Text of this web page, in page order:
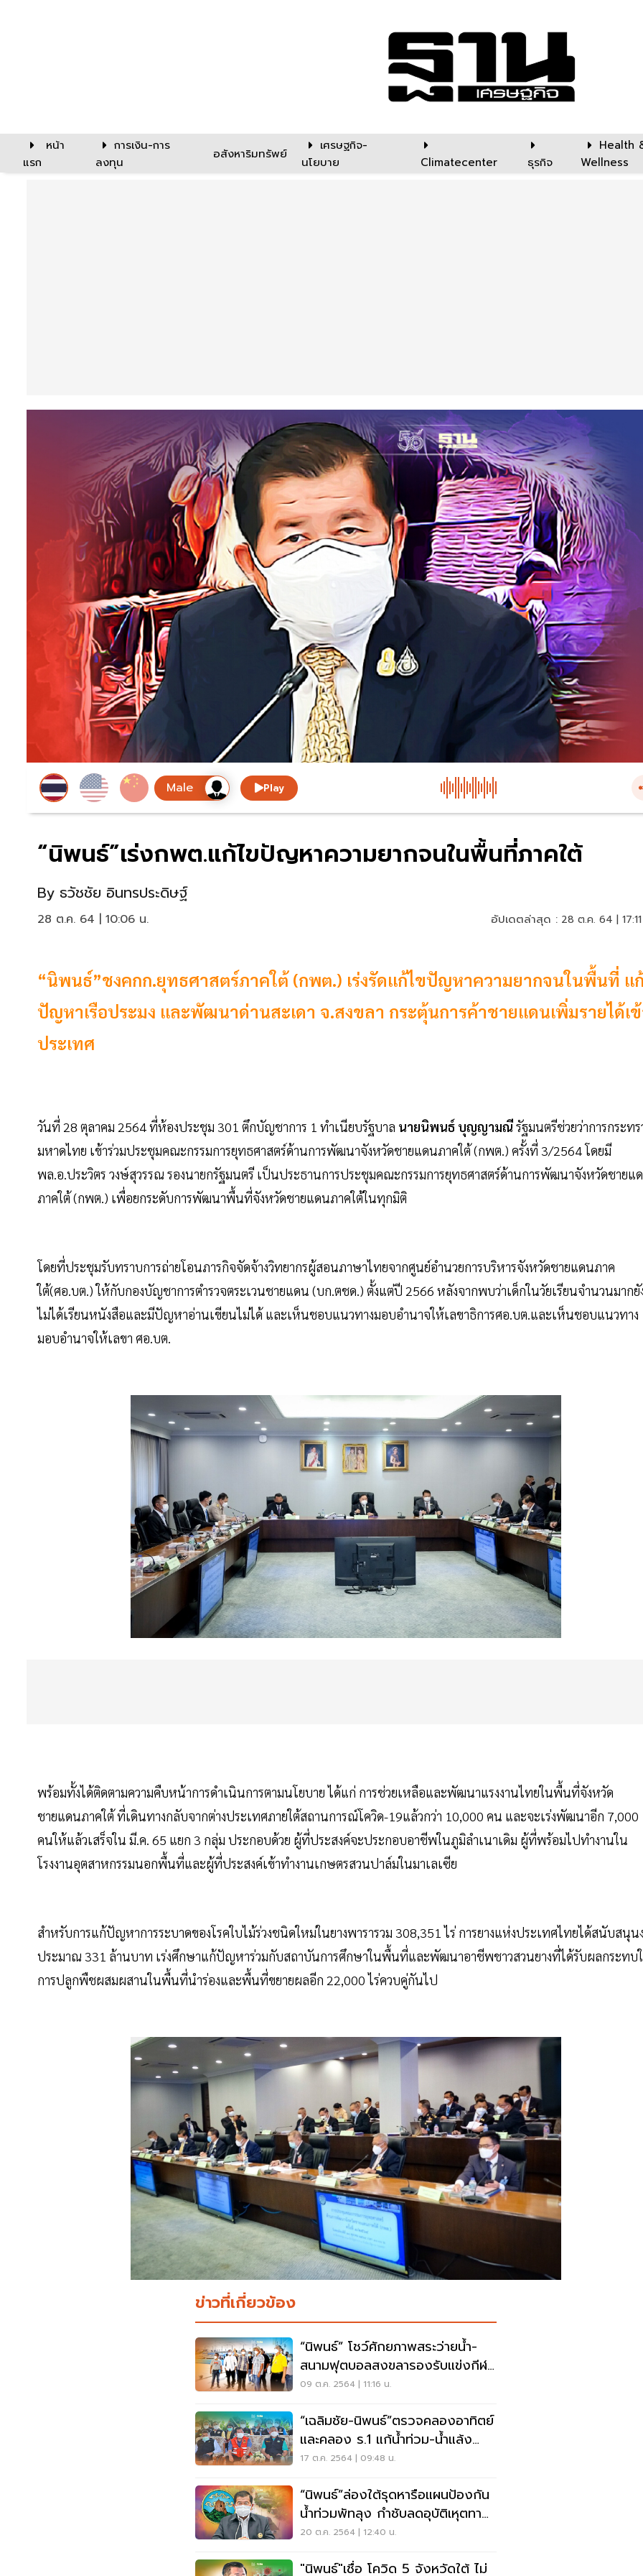
หน้า
แรก
การเงิน-การ
ลงทุน
อสังหาริมทรัพย์
เศรษฐกิจ-
นโยบาย
Climatecenter ธุรกิจ
Health
Wellness
Play
“นิพนธ์”เร่งกพต.แก้ไขปัญหาความยากจนในพื้นที่ภาคใต้
By ธวัชชัย อินทรประดิษฐ์
28 ต.ค. 64 | 10:06 น. อัปเดตล่าสุด : 28 ต.ค. 64 |
“นิพนธ์”ชงคกก.ยุทธศาสตร์ภาคใต้ (กพต.) เร่งรัดแก้ไขปัญหาความยากจนในพื้นที่ แ
ปัญหาเรือประมง และพัฒนาด่านสะเดา จ.สงขลา กระตุ้นการค้าชายแดนเพิ่มรายได้เ
ประเทศ
วันที่ 28 ตุลาคม 2564 ที่ห้องประชุม 301 ตึกบัญชาการ 1 ทำเนียบรัฐบาล นายนิพนธ์ บุญญามณีรัฐมนตรีช่วยว่าการกระทร
มหาดไทย เข้าร่วมประชุมคณะกรรมการยุทธศาสตร์ด้านการพัฒนาจังหวัดชายแดนภาคใต้ (กพต.) ครั้งที่ 3/2564 โดยมี
พล.อ.ประวิตร วงษ์สุวรรณ รองนายกรัฐมนตรี เป็นประธานการประชุมคณะกรรมการยุทธศาสตร์ด้านการพัฒนาจังหวัดชายแ
ภาคใต้ (กพต.) เพื่อยกระดับการพัฒนาพื้นที่จังหวัดชายแดนภาคใต้ในทุกมิติ
โดยที่ประชุมรับทราบการถ่ายโอนภารกิจจัดจ้างวิทยากรผู้สอนภาษาไทยจากศูนย์อำนวยการบริหารจังหวัดชายแดนภาค
ใต้(ศอ.บต.) ให้กับกองบัญชาการตำรวจตระเวนชายแดน (บก.ตชด.) ตั้งแต่ปี 2566 หลังจากพบว่าเด็กในวัยเรียนจำนวนมากยั
ไม่ได้เรียนหนังสือและมีปัญหาอ่านเขียนไม่ได้ และเห็นชอบแนวทางมอบอำนาจให้เลขาธิการศอ.บต.และเห็นชอบแนวทาง
มอบอำนาจให้เลขา ศอ.บต.
พร้อมทั้งได้ติดตามความคืบหน้าการดำเนินการตามนโยบาย ได้แก่ การช่วยเหลือและพัฒนาแรงงานไทยในพื้นที่จังหวัด
ชายแดนภาคใต้ ที่เดินทางกลับจากต่างประเทศภายใต้สถานการณ์โควิด-19แล้วกว่า 10,000 คน และจะเร่งพัฒนาอีก 7,000
คนให้แล้วเสร็จใน มี.ค. 65 แยก 3 กลุ่ม ประกอบด้วย ผู้ที่ประสงค์จะประกอบอาชีพในภูมิลำเนาเดิม ผู้ที่พร้อมไปทำงานใน
โรงงานอุตสาหกรรมนอกพื้นที่และผู้ที่ประสงค์เข้าทำงานเกษตรสวนปาล์มในมาเลเซีย
สำหรับการแก้ปัญหาการระบาดของโรคใบไม้ร่วงชนิดใหม่ในยางพารารวม 308,351 ไร่ การยางแห่งประเทศไทยได้สนับสนุน
ประมาณ 331 ล้านบาท เร่งศึกษาแก้ปัญหาร่วมกับสถาบันการศึกษาในพื้นที่และพัฒนาอาชีพชาวสวนยางที่ได้รับผลกระทบ
การปลูกพืชผสมผสานในพื้นที่นำร่องและพื้นที่ขยายผลอีก 22,000 ไร่ควบคู่กันไป
ข่าวที่เกี่ยวข้อง
“นิพนธ์” โชว์ศักยภาพสระว่ายน้ำ-
สนามฟุตบอลสงขลารองรับแข่งกีฬา
นานาชาติ
09 ต.ค. 2564 | 11:16 น.
“เฉลิมชัย-นิพนธ์”ตรวจคลองอาทิตย์
และคลอง ร.1 แก้น้ำท่วม-น้ำแล้ง
สงขลา
17 ต.ค. 2564 | 09:48 น.
“นิพนธ์”ล่องใต้รุดหารือแผนป้องกัน
น้ำท่วมพัทลุง กำชับลดอุบัติเหุตทาง
ถนน
20 ต.ค. 2564 | 12:40 น.
"นิพนธ์"เชื่อ โควิด 5 จังหวัดใต้ ไม่